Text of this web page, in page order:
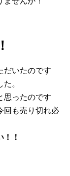
だいたのです
。
思ったのです
回も売り切れ必
！